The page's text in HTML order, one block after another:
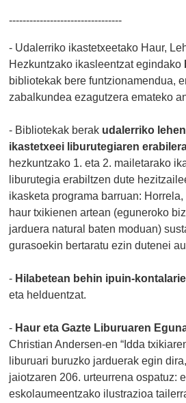
---------------------------------
- Udalerriko ikastetxeetako Haur,
Hezkuntzako ikasleentzat egindako
bibliotekak bere funtzionamendua,
zabalkundea ezagutzera emateko
- Bibliotekak berak udalerriko
ikastetxeei liburutegiaren
hezkuntzako 1. eta 2. mailetarako
liburutegia erabiltzen dute
ikasketa programa barruan:
haur txikienen artean (eguneroko
jarduera natural baten moduan)
gurasoekin bertaratu ezin dutenei
- Hilabetean behin ipuin-
eta helduentzat.
- Haur eta Gazte Liburuaren
Christian Andersen-en “Idda
liburuari buruzko jarduerak egin
jaiotzaren 206. urteurrena ospatuz:
eskolaumeentzako ilustrazioa